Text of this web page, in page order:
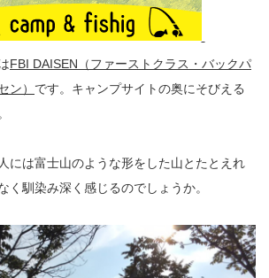
FBI DAISEN（ファーストクラス・バックパ
ン） です。キャンプサイトの奥にそびえる
には富士山のような形をした山とたとえれ
く馴染み深く感じるのでしょうか。